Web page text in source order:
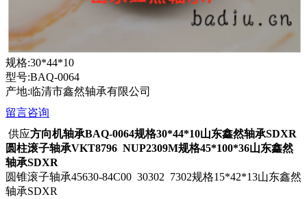
规格:30*44*10
型号:BAQ-0064
产地:临清市鑫然轴承有限公司
留言咨询
供应方向机轴承BAQ-0064规格30*44*10山东鑫然轴承SDXR
圆柱滚子轴承VKT8796 NUP2309M规格45*100*36山东鑫然
轴承SDXR
圆锥滚子轴承45630-84C00 30302 7302规格15*42*13山东鑫然
轴承SDXR